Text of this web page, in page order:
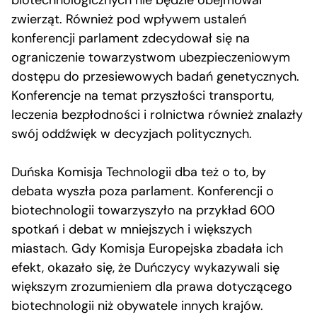
zwierząt. Również pod wpływem ustaleń
konferencji parlament zdecydował się na
ograniczenie towarzystwom ubezpieczeniowym
dostępu do przesiewowych badań genetycznych.
Konferencje na temat przyszłości transportu,
leczenia bezpłodności i rolnictwa również znalazły
swój oddźwięk w decyzjach politycznych.
Duńska Komisja Technologii dba też o to, by
debata wyszła poza parlament. Konferencji o
biotechnologii towarzyszyło na przykład 600
spotkań i debat w mniejszych i większych
miastach. Gdy Komisja Europejska zbadała ich
efekt, okazało się, że Duńczycy wykazywali się
większym zrozumieniem dla prawa dotyczącego
biotechnologii niż obywatele innych krajów.